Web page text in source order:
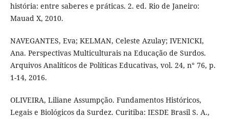
história: entre saberes e práticas. 2. ed. Rio de Janeiro:
Mauad X, 2010.
NAVEGANTES, Eva; KELMAN, Celeste Azulay; IVENICKI,
Ana. Perspectivas Multiculturais na Educação de Surdos.
Arquivos Analíticos de Políticas Educativas, vol. 24, n° 76, p.
1-14, 2016.
OLIVEIRA, Liliane Assumpção. Fundamentos Históricos,
Legais e Biológicos da Surdez. Curitiba: IESDE Brasil S. A.,